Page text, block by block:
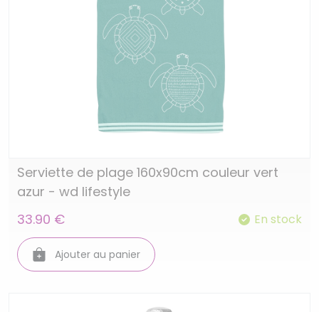
Serviette de plage 160x90cm couleur vert
azur - wd lifestyle
33.90 €
En stock
Ajouter au panier